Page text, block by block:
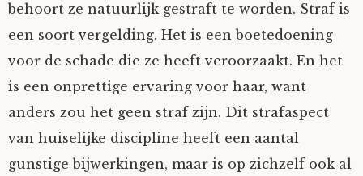
behoort ze natuurlijk gestraft te worden. Straf is
een soort vergelding. Het is een boetedoening
voor de schade die ze heeft veroorzaakt. En het
is een onprettige ervaring voor haar, want
anders zou het geen straf zijn. Dit strafaspect
van huiselijke discipline heeft een aantal
gunstige bijwerkingen, maar is op zichzelf ook al